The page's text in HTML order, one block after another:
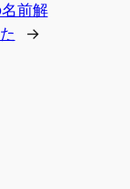
前解
→